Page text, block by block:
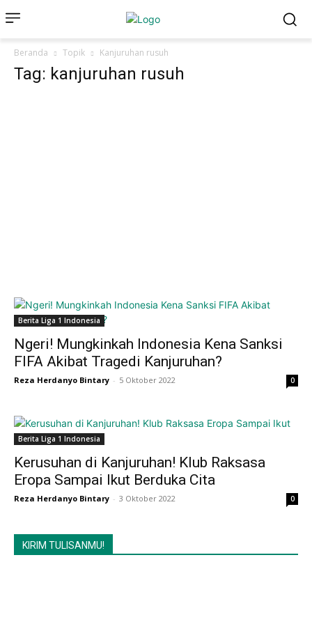
Beranda Topik Kanjuruhan rusuh
Tag: kanjuruhan rusuh
Berita Liga 1 Indonesia
Ngeri! Mungkinkah Indonesia Kena Sanksi
FIFA Akibat Tragedi Kanjuruhan?
Reza Herdanyo Bintary - 5 Oktober 2022 0
Berita Liga 1 Indonesia
Kerusuhan di Kanjuruhan! Klub Raksasa
Eropa Sampai Ikut Berduka Cita
Reza Herdanyo Bintary - 3 Oktober 2022 0
KIRIM TULISANMU!